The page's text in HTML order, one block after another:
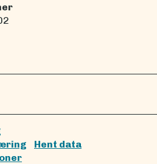
Hent data